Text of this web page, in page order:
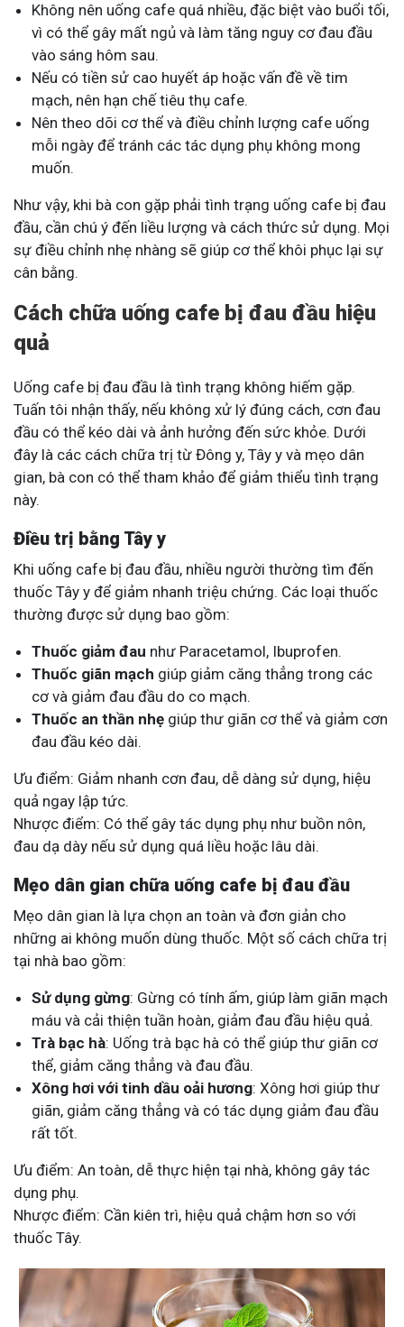
Không nên uống cafe quá nhiều, đặc biệt vào buổi tối,
vì có thể gây mất ngủ và làm tăng nguy cơ đau đầu
vào sáng hôm sau.
Nếu có tiền sử cao huyết áp hoặc vấn đề về tim
mạch, nên hạn chế tiêu thụ cafe.
Nên theo dõi cơ thể và điều chỉnh lượng cafe uống
mỗi ngày để tránh các tác dụng phụ không mong
muốn.
Như vậy, khi bà con gặp phải tình trạng uống cafe bị đau
đầu, cần chú ý đến liều lượng và cách thức sử dụng. Mọi
sự điều chỉnh nhẹ nhàng sẽ giúp cơ thể khôi phục lại sự
cân bằng.
Cách chữa uống cafe bị đau đầu hiệu
quả
Uống cafe bị đau đầu là tình trạng không hiếm gặp.
Tuấn tôi nhận thấy, nếu không xử lý đúng cách, cơn đau
đầu có thể kéo dài và ảnh hưởng đến sức khỏe. Dưới
đây là các cách chữa trị từ Đông y, Tây y và mẹo dân
gian, bà con có thể tham khảo để giảm thiểu tình trạng
này.
Điều trị bằng Tây y
Khi uống cafe bị đau đầu, nhiều người thường tìm đến
thuốc Tây y để giảm nhanh triệu chứng. Các loại thuốc
thường được sử dụng bao gồm:
Thuốc giảm đau như Paracetamol, Ibuprofen.
Thuốc giãn mạch giúp giảm căng thẳng trong các
cơ và giảm đau đầu do co mạch.
Thuốc an thần nhẹ giúp thư giãn cơ thể và giảm cơn
đau đầu kéo dài.
Ưu điểm: Giảm nhanh cơn đau, dễ dàng sử dụng, hiệu
quả ngay lập tức.
Nhược điểm: Có thể gây tác dụng phụ như buồn nôn,
đau dạ dày nếu sử dụng quá liều hoặc lâu dài.
Mẹo dân gian chữa uống cafe bị đau đầu
Mẹo dân gian là lựa chọn an toàn và đơn giản cho
những ai không muốn dùng thuốc. Một số cách chữa trị
tại nhà bao gồm:
Sử dụng gừng: Gừng có tính ấm, giúp làm giãn mạch
máu và cải thiện tuần hoàn, giảm đau đầu hiệu quả.
Trà bạc hà: Uống trà bạc hà có thể giúp thư giãn cơ
thể, giảm căng thẳng và đau đầu.
Xông hơi với tinh dầu oải hương: Xông hơi giúp thư
giãn, giảm căng thẳng và có tác dụng giảm đau đầu
rất tốt.
Ưu điểm: An toàn, dễ thực hiện tại nhà, không gây tác
dụng phụ.
Nhược điểm: Cần kiên trì, hiệu quả chậm hơn so với
thuốc Tây.